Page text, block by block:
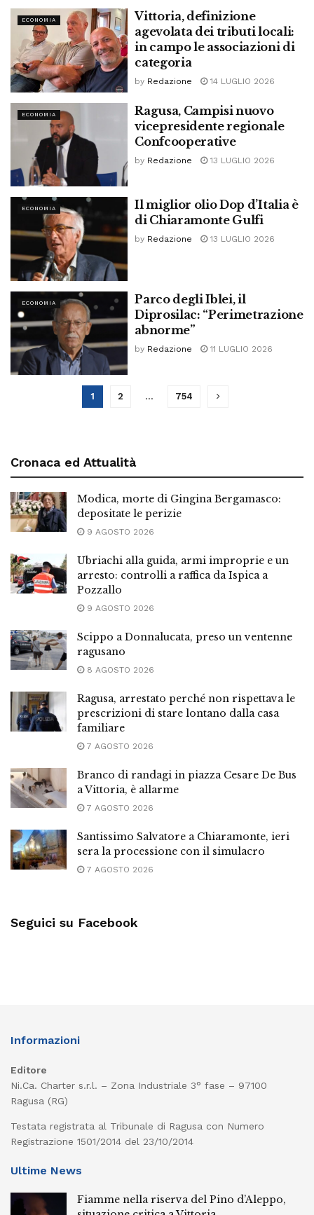
ECONOMIA
Vittoria, definizione
agevolata dei tributi locali:
in campo le associazioni di
categoria
by Redazione 14 LUGLIO 2026
ECONOMIA
Ragusa, Campisi nuovo
vicepresidente regionale
Confcooperative
by Redazione 13 LUGLIO 2026
ECONOMIA
Il miglior olio Dop d’Italia è
di Chiaramonte Gulfi
by Redazione 13 LUGLIO 2026
ECONOMIA
Parco degli Iblei, il
Diprosilac: “Perimetrazione
abnorme”
by Redazione 11 LUGLIO 2026
1 2 … 754
Cronaca ed Attualità
Modica, morte di Gingina Bergamasco:
depositate le perizie
9 AGOSTO 2026
Ubriachi alla guida, armi improprie e un
arresto: controlli a raffica da Ispica a
Pozzallo
9 AGOSTO 2026
Scippo a Donnalucata, preso un ventenne
ragusano
8 AGOSTO 2026
Ragusa, arrestato perché non rispettava le
prescrizioni di stare lontano dalla casa
familiare
7 AGOSTO 2026
Branco di randagi in piazza Cesare De Bus
a Vittoria, è allarme
7 AGOSTO 2026
Santissimo Salvatore a Chiaramonte, ieri
sera la processione con il simulacro
7 AGOSTO 2026
Seguici su Facebook
Informazioni
Editore
Ni.Ca. Charter s.r.l. – Zona Industriale 3° fase – 97100
Ragusa (RG)
Testata registrata al Tribunale di Ragusa con Numero
Registrazione 1501/2014 del 23/10/2014
Ultime News
Fiamme nella riserva del Pino d’Aleppo,